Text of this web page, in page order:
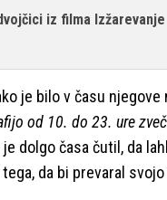
iz filma Izžarevanje
je bilo v času
od 10. do 23. ure
dolgo časa čutil, da
da bi prevaral